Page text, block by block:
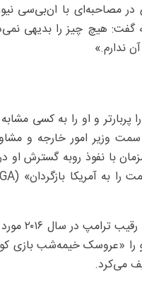
در مصاحبه‌ای با ان‌بی‌سی
گفت: هیچ چیز را بدیهی
پربارتر و او را به کسی
وزیر امور خارجه و
انتخابات ۲۰۲۸ به‌ویژه همزمان با
هیل
را «عروسک خیمه‌شب بازی
می‌کرد.